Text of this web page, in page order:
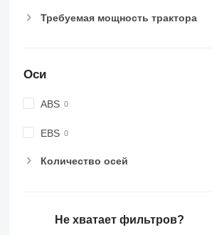
Требуемая мощность трактора
Оси
ABS
EBS
Количество осей
Не хватает фильтров?